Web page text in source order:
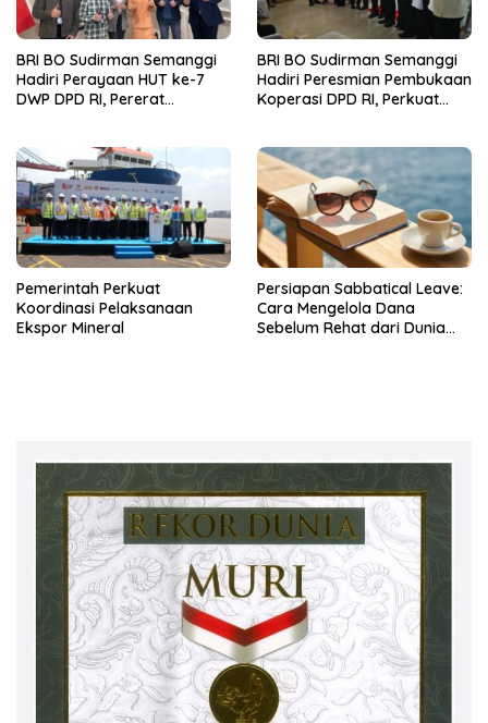
BRI BO Sudirman Semanggi
Hadiri Perayaan HUT ke-7
DWP DPD RI, Pererat
BRI BO Sudirman Semanggi
Hadiri Peresmian Pembukaan
Koperasi DPD RI, Perkuat
Pemerintah Perkuat
Koordinasi Pelaksanaan
Ekspor Mineral
Persiapan Sabbatical Leave:
Cara Mengelola Dana
Sebelum Rehat dari Dunia